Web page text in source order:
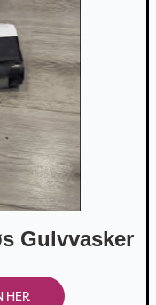
Gulvvasker
HER